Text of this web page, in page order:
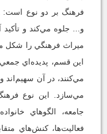
و... جلوه مي‌کند و
اين قسم، پديده‌اي
مي‌کنند، در آن سهيم‌اند
مي‌سازد. اين نوع
جامعه، الگوهاي
فعاليت‌ها، کنش‌هاي